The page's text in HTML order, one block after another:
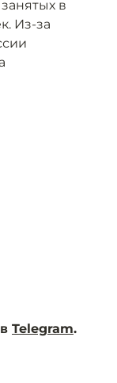
в
Из-за
Telegram.